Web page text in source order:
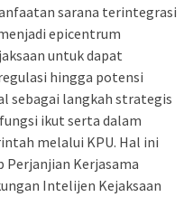
sarana terintegrasi
epicentrum
untuk dapat
hingga potensi
sebagai langkah strategis
ikut serta dalam
melalui KPU. Hal ini
Kerjasama
Intelijen Kejaksaan